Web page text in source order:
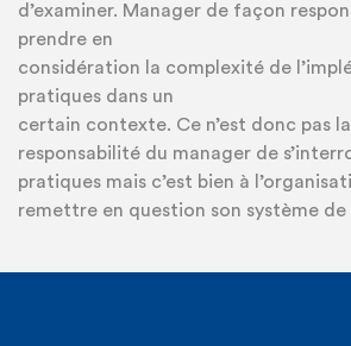
d’examiner. Manager de façon
prendre en
considération la complexité de
pratiques dans un
certain contexte. Ce n’est donc pas
responsabilité du manager de
pratiques mais c’est bien à
remettre en question son système de